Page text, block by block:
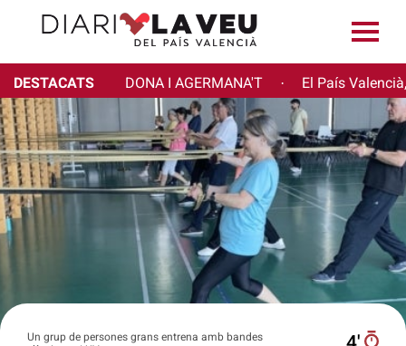
DESTACATS DONA I AGERMANA'T · El País
Un grup de persones grans entrena amb bandes